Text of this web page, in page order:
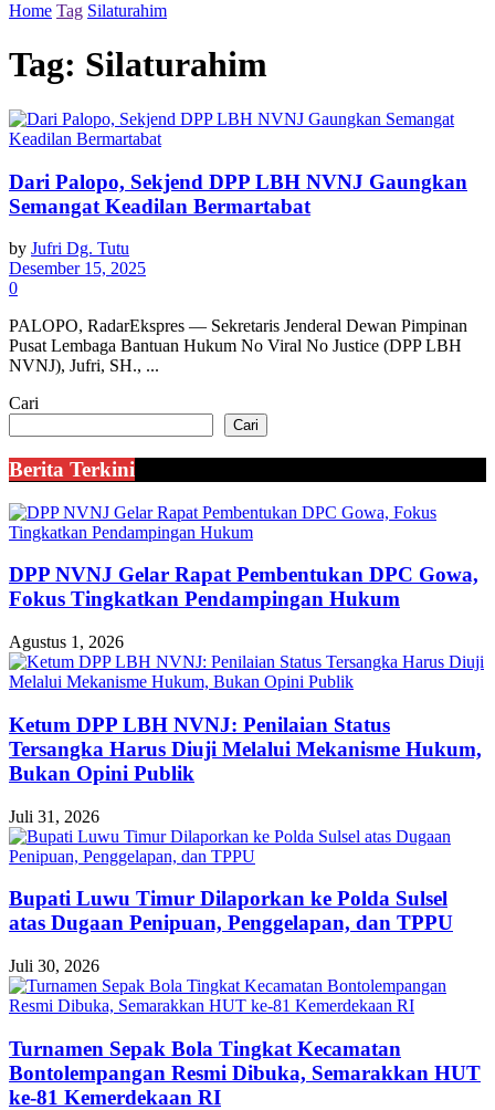
Home Tag Silaturahim
Tag: Silaturahim
Dari Palopo, Sekjend DPP LBH NVNJ Gaungkan
Semangat Keadilan Bermartabat
by Jufri Dg. Tutu
Desember 15, 2025
0
PALOPO, RadarEkspres — Sekretaris Jenderal Dewan Pimpinan
Pusat Lembaga Bantuan Hukum No Viral No Justice (DPP LBH
NVNJ), Jufri, SH., ...
Cari
Cari
Berita Terkini
DPP NVNJ Gelar Rapat Pembentukan DPC Gowa,
Fokus Tingkatkan Pendampingan Hukum
Agustus 1, 2026
Ketum DPP LBH NVNJ: Penilaian Status
Tersangka Harus Diuji Melalui Mekanisme Hukum,
Bukan Opini Publik
Juli 31, 2026
Bupati Luwu Timur Dilaporkan ke Polda Sulsel
atas Dugaan Penipuan, Penggelapan, dan TPPU
Juli 30, 2026
Turnamen Sepak Bola Tingkat Kecamatan
Bontolempangan Resmi Dibuka, Semarakkan HUT
ke-81 Kemerdekaan RI